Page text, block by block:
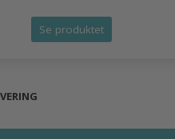
Se produktet